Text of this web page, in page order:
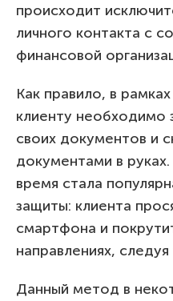
происходит
личного контакта с
финансовой
Как правило, в
клиенту необходимо
своих документов и
документами в
время стала
защиты: клиента
смартфона и
направлениях,
Данный метод в